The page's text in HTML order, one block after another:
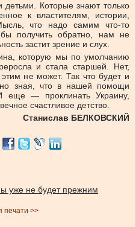
Которые знают только
к властителям, истории,
что надо самим что-то
получить обратно, нам не
застит зрение и слух.
которую мы по умолчанию
и стала старшей. Нет,
не может. Так что будет и
зная, что в нашей помощи
— проклинать Украину,
счастливое детство.
Станислав БЕЛКОВСКИЙ
уже не будет прежним
печати >>